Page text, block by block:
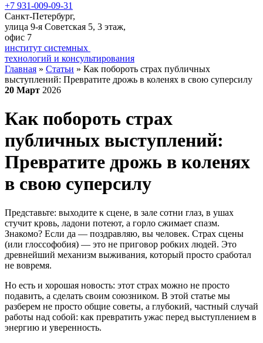
+7 931-009-09-31
Санкт-Петербург,
улица 9-я Советская 5​, 3 этаж,
офис 7
институт системных
технологий и консультирования
Главная » Статьи » Как побороть страх публичных
выступлений: Превратите дрожь в коленях в свою суперсилу
20 Март 2026
Как побороть страх
публичных выступлений:
Превратите дрожь в коленях
в свою суперсилу
Представьте: выходите к сцене, в зале сотни глаз, в ушах
стучит кровь, ладони потеют, а горло сжимает спазм.
Знакомо? Если да — поздравляю, вы человек. Страх сцены
(или глоссофобия) — это не приговор робких людей. Это
древнейший механизм выживания, который просто сработал
не вовремя.
Но есть и хорошая новость: этот страх можно не просто
подавить, а сделать своим союзником. В этой статье мы
разберем не просто общие советы, а глубокий, частный случай
работы над собой: как превратить ужас перед выступлением в
энергию и уверенность.